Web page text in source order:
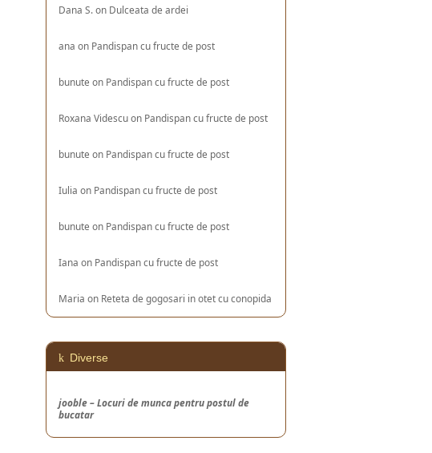
Dana S.on Dulceata de ardei
ana on Pandispan cu fructe de post
bunute on Pandispan cu fructe de post
Roxana Videscuon Pandispan cu fructe de post
bunute on Pandispan cu fructe de post
Iulia on Pandispan cu fructe de post
bunute on Pandispan cu fructe de post
Iana on Pandispan cu fructe de post
Maria on Reteta de gogosari in otet cu conopida
Diverse
jooble – Locuri de munca pentru postul de
bucatar